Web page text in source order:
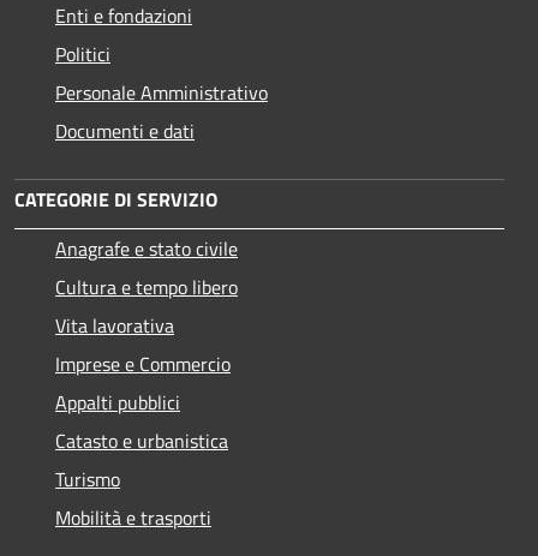
Enti e fondazioni
Politici
Personale Amministrativo
Documenti e dati
CATEGORIE DI SERVIZIO
Anagrafe e stato civile
Cultura e tempo libero
Vita lavorativa
Imprese e Commercio
Appalti pubblici
Catasto e urbanistica
Turismo
Mobilità e trasporti